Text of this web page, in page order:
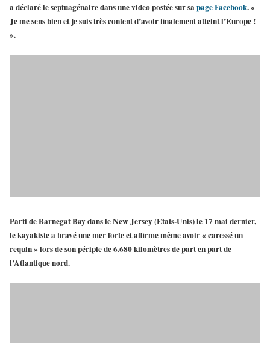
a déclaré le septuagénaire dans une video postée sur sapage Facebook. «
Je me sens bien et je suis très content d’avoir finalement atteint l’Europe !
».
Parti de Barnegat Bay dans le New Jersey (Etats-Unis) le 17 mai dernier,
le kayakiste a bravé une mer forte et affirme même avoir « caressé un
requin » lors de son périple de 6.680 kilomètres de part en part de
l’Atlantique nord.